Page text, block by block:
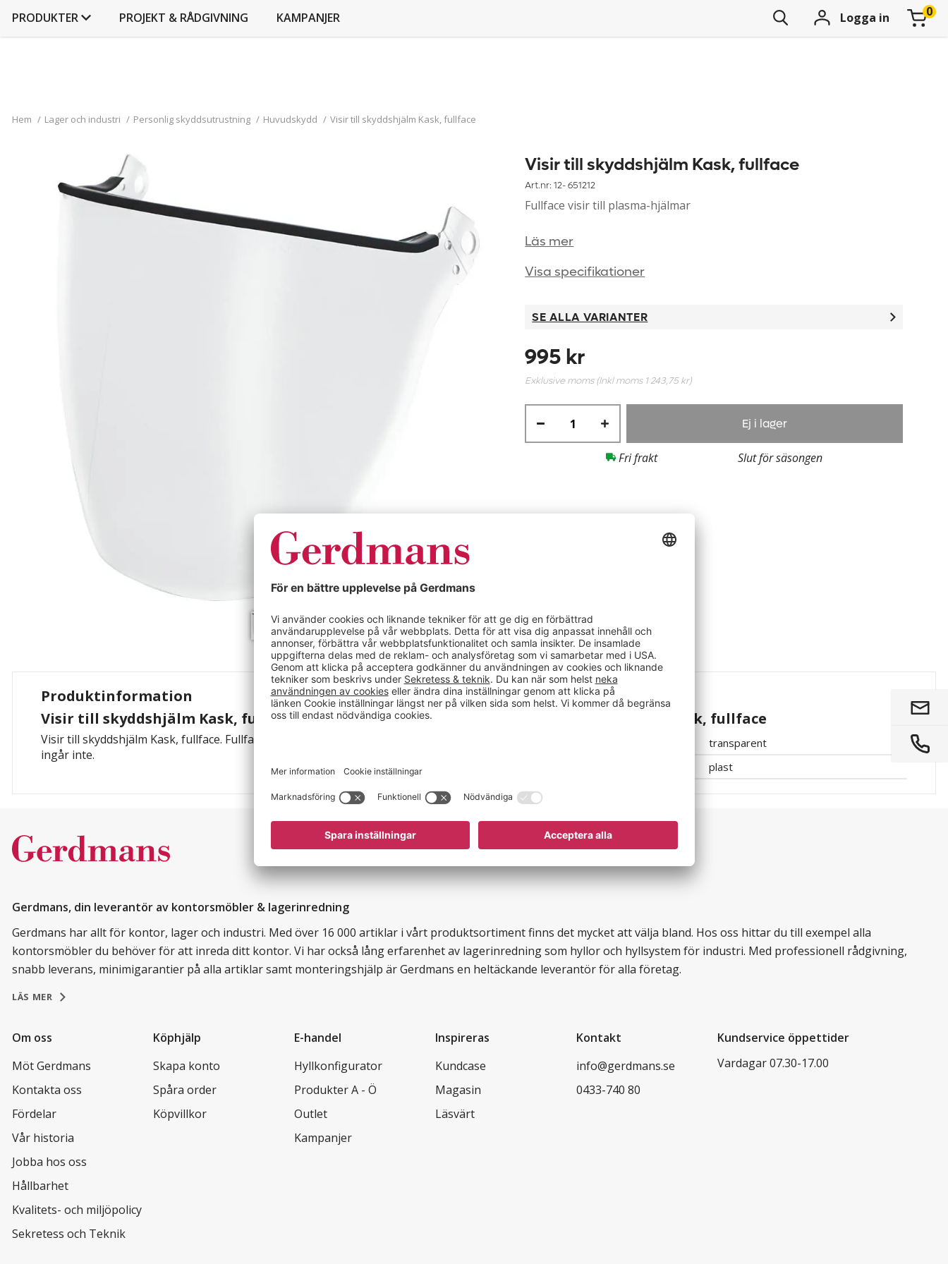
PRODUKTER PROJEKT & RÅDGIVNING KAMPANJER Logga in
Hem / Lager och industri / Personlig skyddsutrustning / Huvudskydd / Visir till skyddshjälm Kask, fullface
Visir till skyddshjälm Kask, fullface
Art.nr: 12-651212
Fullface visir till plasma-hjälmar
Läs mer
Visa specifikationer
SE ALLA VARIANTER
995 kr
Exklusive moms (Inkl moms 1 243,75 kr)
Ej i lager
Fri frakt Slut för säsongen
Produktinformation
Visir till skyddshjälm Kask, fullface
Visir till skyddshjälm Kask, fullface. Fullface visir till Plasma-hjälmar. Fästen
ingår inte.
Specifikationer
Visir till skyddshjälm Kask, fullface
transparent
plast
Gerdmans, din leverantör av kontorsmöbler & lagerinredning
Gerdmans har allt för kontor, lager och industri. Med över 16 000 artiklar i vårt produktsortiment finns det mycket att välja bland. Hos oss hittar du till exempel alla
kontorsmöbler du behöver för att inreda ditt kontor. Vi har också lång erfarenhet av lagerinredning som hyllor och hyllsystem för industri. Med professionell rådgivning,
snabb leverans, minimigarantier på alla artiklar samt monteringshjälp är Gerdmans en heltäckande leverantör för alla företag.
LÄS MER
Om oss
Möt Gerdmans
Kontakta oss
Fördelar
Vår historia
Jobba hos oss
Hållbarhet
Kvalitets- och miljöpolicy
Sekretess och Teknik
Köphjälp
Skapa konto
Spåra order
Köpvillkor
E-handel
Hyllkonfigurator
Produkter A - Ö
Outlet
Kampanjer
Inspireras
Kundcase
Magasin
Läsvärt
Kontakt
info@gerdmans.se
0433-740 80
Kundservice öppettider
Vardagar 07.30-17.00